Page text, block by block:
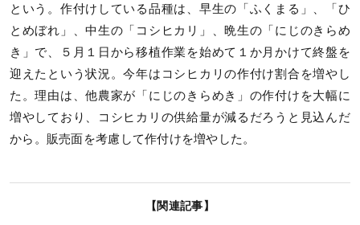
という。作付けしている品種は、早生の「ふくまる」、「ひ
とめぼれ」、中生の「コシヒカリ」、晩生の「にじのきらめ
き」で、５月１日から移植作業を始めて１か月かけて終盤を
迎えたという状況。今年はコシヒカリの作付け割合を増やし
た。理由は、他農家が「にじのきらめき」の作付けを大幅に
増やしており、コシヒカリの供給量が減るだろうと見込んだ
から。販売面を考慮して作付けを増やした。
【関連記事】